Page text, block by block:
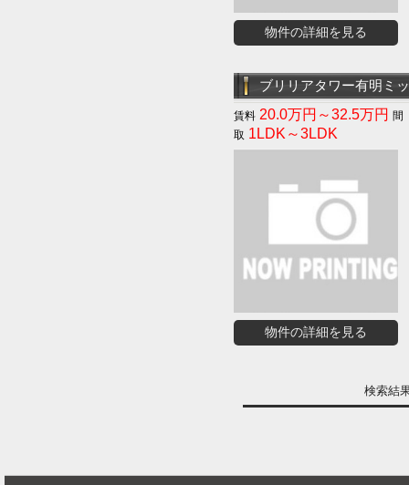
物件の詳細を見る
ブリリアタワー有明ミ
20.0万円～32.5万円
1LDK～3LDK
物件の詳細を見る
検索